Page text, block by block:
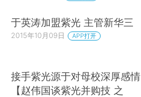
于英涛加盟紫光 主管新华三
2015年10月09日 APP打开
接手紫光源于对母校深厚感情
【赵伟国谈紫光并购技 之